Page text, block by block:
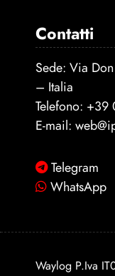
Contatti
Sede: Via
– Italia
Telefono: +39
E-mail:
Telegram
WhatsApp
Waylog P.Iva